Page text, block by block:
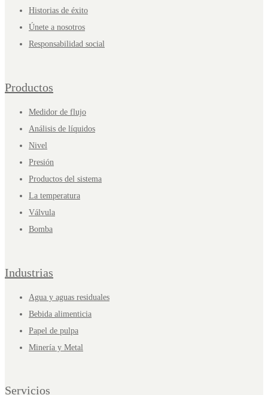
Historias de éxito
Únete a nosotros
Responsabilidad social
Productos
Medidor de flujo
Análisis de líquidos
Nivel
Presión
Productos del sistema
La temperatura
Válvula
Bomba
Industrias
Agua y aguas residuales
Bebida alimenticia
Papel de pulpa
Minería y Metal
Servicios